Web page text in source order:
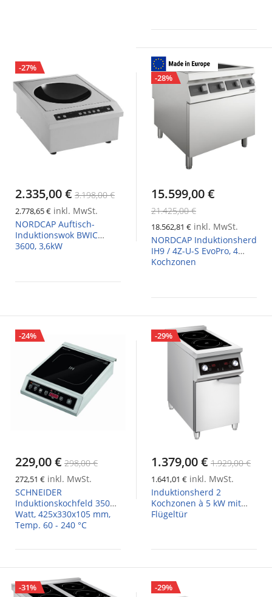
-27%
2.335,00 € 3.198,00 €
2.778,65 € inkl. MwSt.
NORDCAP Auftisch-
Induktionswok BWIC
3600, 3,6kW
-28%
15.599,00 €
21.425,00 €
18.562,81 € inkl. MwSt.
NORDCAP Induktionsherd
IH9 / 4Z-U-S EvoPro, 4
Kochzonen
-24%
229,00 € 298,00 €
272,51 € inkl. MwSt.
SCHNEIDER
Induktionskochfeld 3500
Watt, 425x330x105 mm,
Temp. 60 - 240 °C
-29%
1.379,00 € 1.929,00 €
1.641,01 € inkl. MwSt.
Induktionsherd 2
Kochzonen à 5 kW mit
Flügeltür
-31% -29%